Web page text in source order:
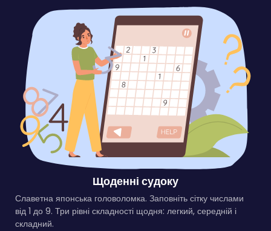
Щоденні судоку
Славетна японська головоломка. Заповніть сітку числами
від 1 до 9. Три рівні складності щодня: легкий, середній і
складний.